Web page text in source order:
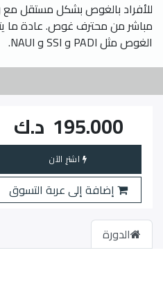
للأفراد بالغوص بشكل مستقل مع
مباشر من محترف غوص. عادة ما
الغوص مثل PADI و SSI و NAUI.
195.000 د.ك
اشترِ الآن
إضافة إلى عربة التسوق
الدورة